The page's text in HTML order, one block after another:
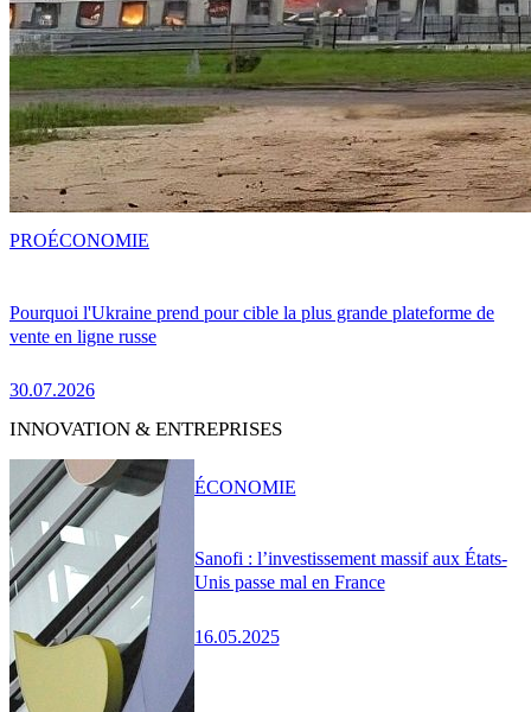
Pourquoi l'Ukraine prend pour cible la plus grande plateforme de
vente en ligne russe
30.07.2026
PROÉCONOMIE
INNOVATION & ENTREPRISES
Sanofi : l’investissement massif aux États-
Unis passe mal en France
16.05.2025
ÉCONOMIE